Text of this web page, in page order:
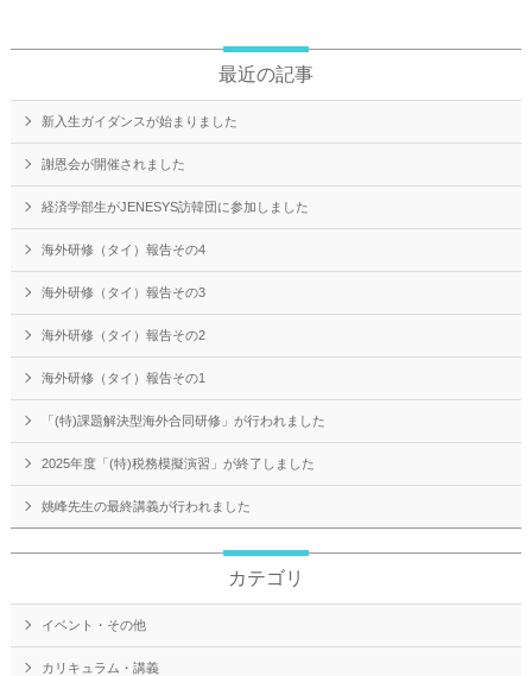
最近の記事
新入生ガイダンスが始まりました
謝恩会が開催されました
経済学部生がJENESYS訪韓団に参加しました
海外研修（タイ）報告その4
海外研修（タイ）報告その3
海外研修（タイ）報告その2
海外研修（タイ）報告その1
「(特)課題解決型海外合同研修」が行われました
2025年度「(特)税務模擬演習」が終了しました
姚峰先生の最終講義が行われました
カテゴリ
イベント・その他
カリキュラム・講義